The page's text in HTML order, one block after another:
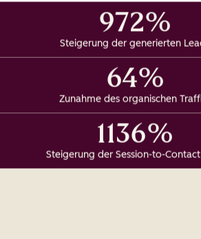
972%
Steigerung der generierten
64%
Zunahme des organischen
1136%
Steigerung der Session-to-